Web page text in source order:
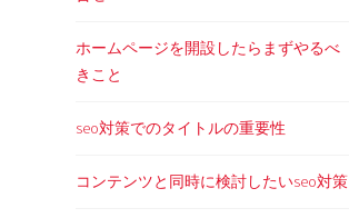
ホームページを開設したらまずやるべ
きこと
seo対策でのタイトルの重要性
コンテンツと同時に検討したいseo対策